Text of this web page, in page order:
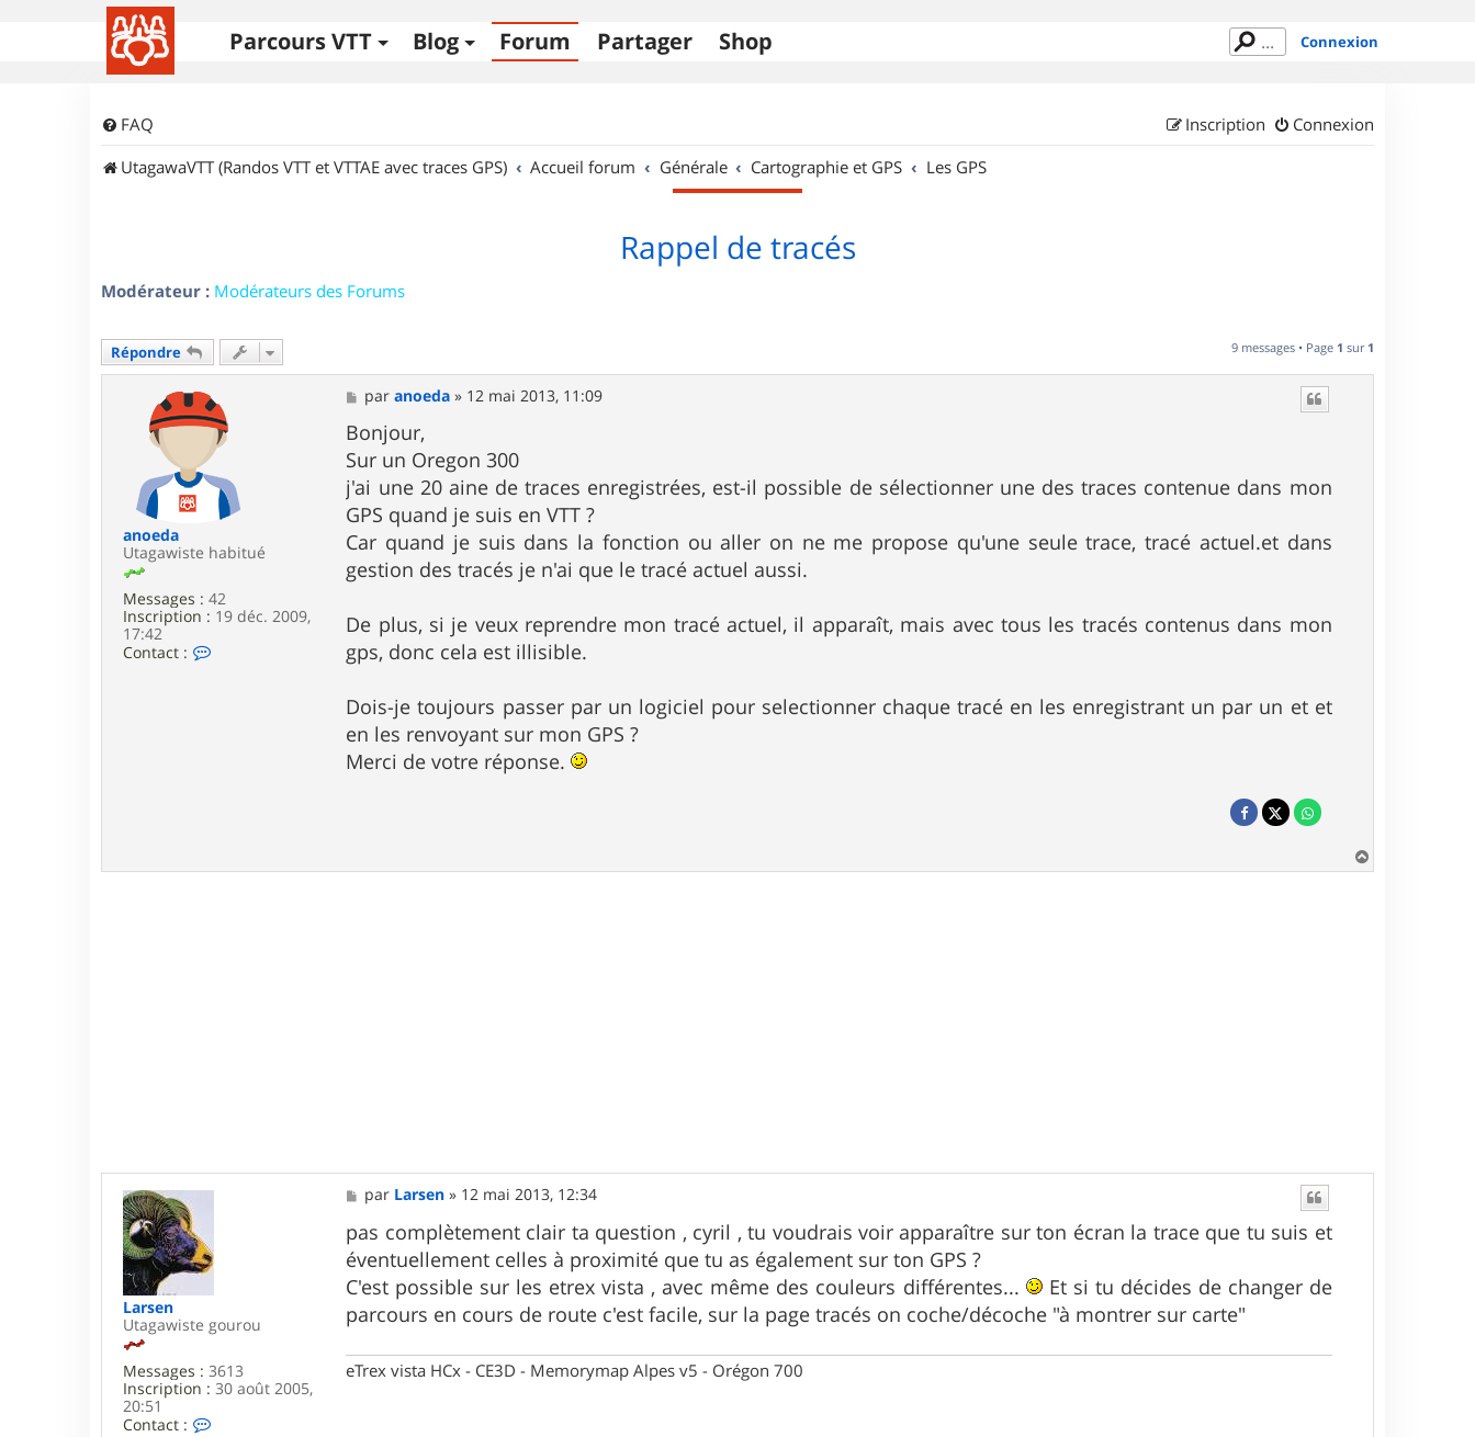
Parcours VTT Blog Forum Partager Shop Connexion
FAQ Connexion
Inscription
UtagawaVTT (Randos VTT et VTTAE avec traces GPS)
Accueil forum Générale Cartographie et GPS Les GPS
Rappel de tracés
Modérateur : Modérateurs des Forums
Répondre 9 messages • Page 1 sur 1
anoeda
Utagawiste habitué
Messages : 42
Inscription : 19 déc. 2009,
17:42
Contact :
d
M
e
s
s
a
g
e
paranoeda » 12 mai 2013, 11:09
Bonjour,
Sur un Oregon 300
j'ai une 20 aine de traces enregistrées, est-il possible de sélectionner une des traces contenue dans mon
GPS quand je suis en VTT ?
Car quand je suis dans la fonction ou aller on ne me propose qu'une seule trace, tracé actuel.et dans
gestion des tracés je n'ai que le tracé actuel aussi.
De plus, si je veux reprendre mon tracé actuel, il apparaît, mais avec tous les tracés contenus dans mon
gps, donc cela est illisible.
Dois-je toujours passer par un logiciel pour selectionner chaque tracé en les enregistrant un par un et et
en les renvoyant sur mon GPS ?
Merci de votre réponse.
a
Larsen
Utagawiste gourou
Messages : 3613
Inscription : 30 août 2005,
20:51
Contact :
M
e
s
s
a
g
e
par Larsen » 12 mai 2013, 12:34
pas complètement clair ta question , cyril , tu voudrais voir apparaître sur ton écran la trace que tu suis et
éventuellement celles à proximité que tu as également sur ton GPS ?
C'est possible sur les etrex vista , avec même des couleurs différentes...
Et si tu décides de changer de
parcours en cours de route c'est facile, sur la page tracés on coche/décoche "à montrer sur carte"
eTrex vista HCx - CE3D - Memorymap Alpes v5 - Orégon 700